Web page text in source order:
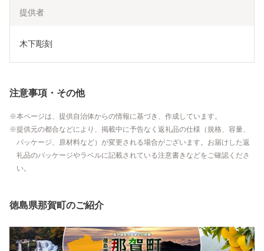
提供者
木下彫刻
注意事項・その他
本ページは、提供自治体からの情報に基づき、作成しています。
提供元の都合などにより、掲載中に予告なく返礼品の仕様（規格、容量、
パッケージ、原材料など）が変更される場合がございます。お届けした返
礼品のパッケージやラベルに記載されている注意書きなどをご確認くださ
い。
徳島県那賀町のご紹介